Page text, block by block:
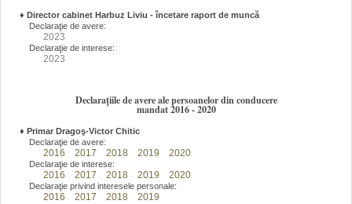
♦ Director cabinet Harbuz Liviu - încetare raport de muncă
Declaraţie de avere:
2023
Declaraţie de interese:
2023
Declarațiile de avere ale persoanelor din conducere
mandat 2016 - 2020
♦ Primar Dragoş-Victor Chitic
Declaraţie de avere:
2016 2017 2018 2019 2020
Declaraţie de interese:
2016 2017 2018 2019 2020
Declaraţie privind interesele personale:
2016 2017 2018 2019